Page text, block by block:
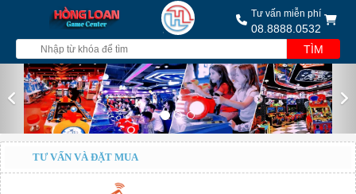
Tư vấn miễn phí
08.8888.0532
TÌM
Previous
TƯ VẤN VÀ ĐẶT MUA